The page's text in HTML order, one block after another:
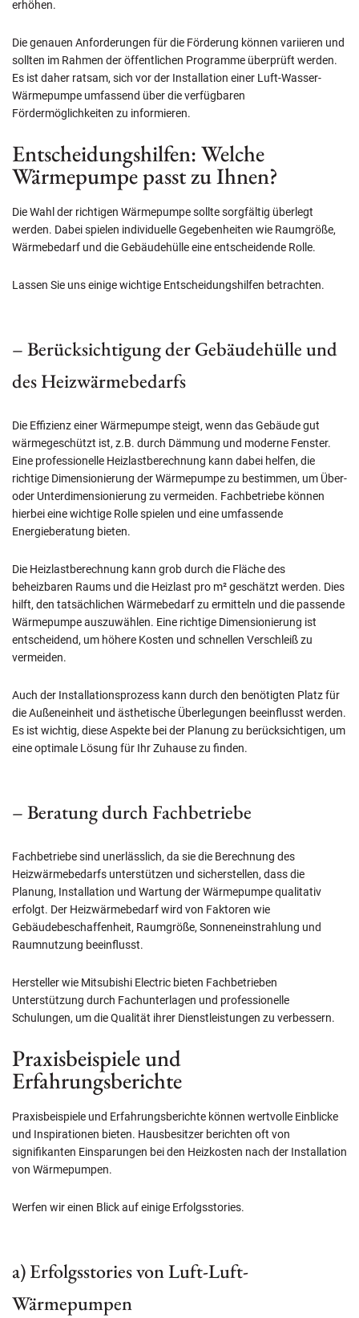
erhöhen.
Die genauen Anforderungen für die Förderung können variieren und
sollten im Rahmen der öffentlichen Programme überprüft werden.
Es ist daher ratsam, sich vor der Installation einer Luft-Wasser-
Wärmepumpe umfassend über die verfügbaren
Fördermöglichkeiten zu informieren.
Entscheidungshilfen: Welche
Wärmepumpe passt zu Ihnen?
Die Wahl der richtigen Wärmepumpe sollte sorgfältig überlegt
werden. Dabei spielen individuelle Gegebenheiten wie Raumgröße,
Wärmebedarf und die Gebäudehülle eine entscheidende Rolle.
Lassen Sie uns einige wichtige Entscheidungshilfen betrachten.
– Berücksichtigung der Gebäudehülle und
des Heizwärmebedarfs
Die Effizienz einer Wärmepumpe steigt, wenn das Gebäude gut
wärmegeschützt ist, z.B. durch Dämmung und moderne Fenster.
Eine professionelle Heizlastberechnung kann dabei helfen, die
richtige Dimensionierung der Wärmepumpe zu bestimmen, um Über-
oder Unterdimensionierung zu vermeiden. Fachbetriebe können
hierbei eine wichtige Rolle spielen und eine umfassende
Energieberatung bieten.
Die Heizlastberechnung kann grob durch die Fläche des
beheizbaren Raums und die Heizlast pro m² geschätzt werden. Dies
hilft, den tatsächlichen Wärmebedarf zu ermitteln und die passende
Wärmepumpe auszuwählen. Eine richtige Dimensionierung ist
entscheidend, um höhere Kosten und schnellen Verschleiß zu
vermeiden.
Auch der Installationsprozess kann durch den benötigten Platz für
die Außeneinheit und ästhetische Überlegungen beeinflusst werden.
Es ist wichtig, diese Aspekte bei der Planung zu berücksichtigen, um
eine optimale Lösung für Ihr Zuhause zu finden.
– Beratung durch Fachbetriebe
Fachbetriebe sind unerlässlich, da sie die Berechnung des
Heizwärmebedarfs unterstützen und sicherstellen, dass die
Planung, Installation und Wartung der Wärmepumpe qualitativ
erfolgt. Der Heizwärmebedarf wird von Faktoren wie
Gebäudebeschaffenheit, Raumgröße, Sonneneinstrahlung und
Raumnutzung beeinflusst.
Hersteller wie Mitsubishi Electric bieten Fachbetrieben
Unterstützung durch Fachunterlagen und professionelle
Schulungen, um die Qualität ihrer Dienstleistungen zu verbessern.
Praxisbeispiele und
Erfahrungsberichte
Praxisbeispiele und Erfahrungsberichte können wertvolle Einblicke
und Inspirationen bieten. Hausbesitzer berichten oft von
signifikanten Einsparungen bei den Heizkosten nach der Installation
von Wärmepumpen.
Werfen wir einen Blick auf einige Erfolgsstories.
a) Erfolgsstories von Luft-Luft-
Wärmepumpen